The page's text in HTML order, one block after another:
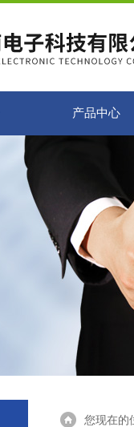
产品中心
您现在的